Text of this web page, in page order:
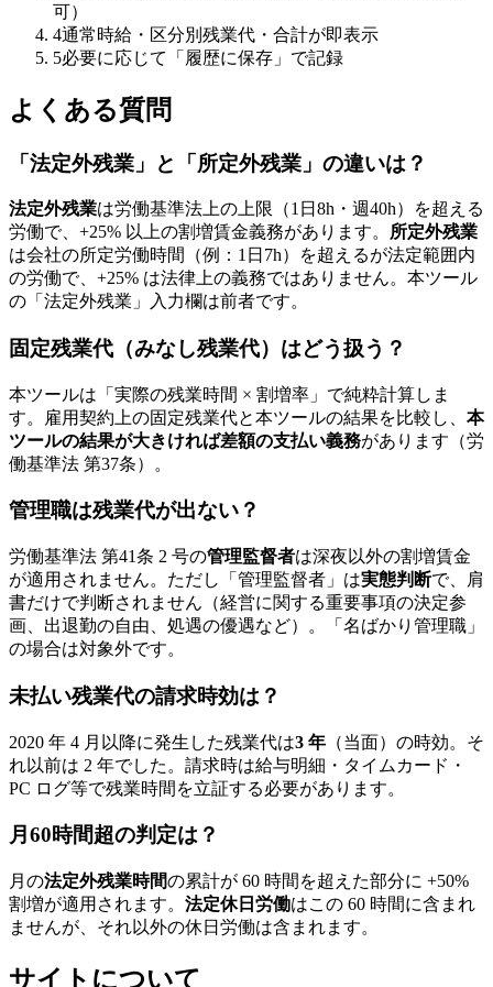
可）
4通常時給・区分別残業代・合計が即表示
5必要に応じて「履歴に保存」で記録
よくある質問
「法定外残業」と「所定外残業」の違いは？
法定外残業は労働基準法上の上限（1日8h・週40h）を超える
労働で、+25% 以上の割増賃金義務があります。 所定外残業
は会社の所定労働時間（例：1日7h）を超えるが法定範囲内
の労働で、+25% は法律上の義務ではありません。本ツール
の「法定外残業」入力欄は前者です。
固定残業代（みなし残業代）はどう扱う？
本ツールは「実際の残業時間 × 割増率」で純粋計算しま
す。雇用契約上の固定残業代と本ツールの結果を比較し、 本
ツールの結果が大きければ差額の支払い義務があります（労
働基準法 第37条）。
管理職は残業代が出ない？
労働基準法 第41条 2 号の管理監督者は深夜以外の割増賃金
が適用されません。ただし「管理監督者」は実態判断で、肩
書だけで判断されません（経営に関する重要事項の決定参
画、出退勤の自由、処遇の優遇など）。「名ばかり管理職」
の場合は対象外です。
未払い残業代の請求時効は？
2020 年 4 月以降に発生した残業代は3 年 （当面）の時効。そ
れ以前は 2 年でした。請求時は給与明細・タイムカード・
PC ログ等で残業時間を立証する必要があります。
月60時間超の判定は？
月の法定外残業時間の累計が 60 時間を超えた部分に +50%
割増が適用されます。 法定休日労働はこの 60 時間に含まれ
ませんが、それ以外の休日労働は含まれます。
サイトについて